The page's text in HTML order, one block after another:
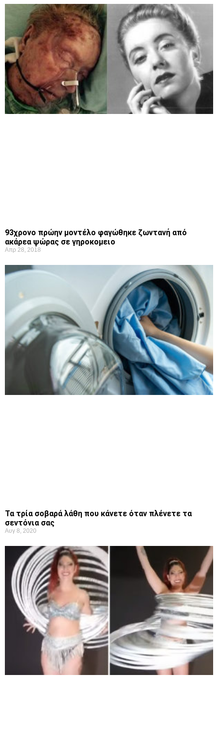
93χρονο πρώην μοντέλο φαγώθηκε ζωντανή από
ακάρεα ψώρας σε γηροκομειο
Απρ 28, 2018
Τα τρία σοβαρά λάθη που κάνετε όταν πλένετε τα
σεντόνια σας
Αυγ 8, 2020